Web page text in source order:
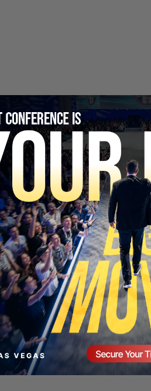
SECURE